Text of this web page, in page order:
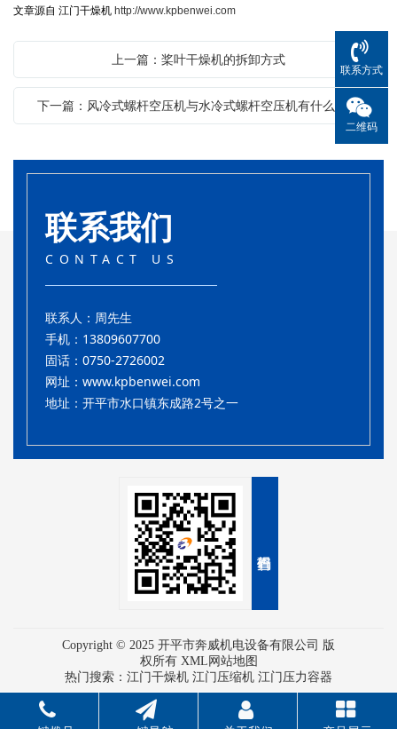
文章源自 江门干燥机 http://www.kpbenwei.com
上一篇：桨叶干燥机的拆卸方式
下一篇：风冷式螺杆空压机与水冷式螺杆空压机有什么不同
联系我们
CONTACT US
联系人：周先生
手机：13809607700
固话：0750-2726002
网址： www.kpbenwei.com
地址：开平市水口镇东成路2号之一
Copyright © 2025 开平市奔威机电设备有限公司 版
权所有 XML网站地图
热门搜索： 江门干燥机 江门压缩机 江门压力容器
联系方式
二维码